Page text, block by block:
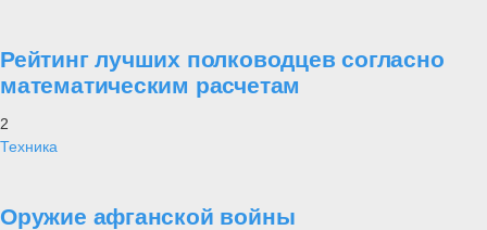
Рейтинг лучших полководцев согласно
математическим расчетам
2
Техника
Оружие афганской войны